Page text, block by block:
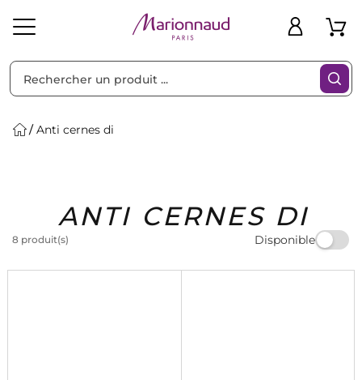
Solaire Homme Marques Idées
Cadeaux
Bons
Plans
Anti cernes di
ANTI CERNES DI
8 produit(s) Disponible
Filtres